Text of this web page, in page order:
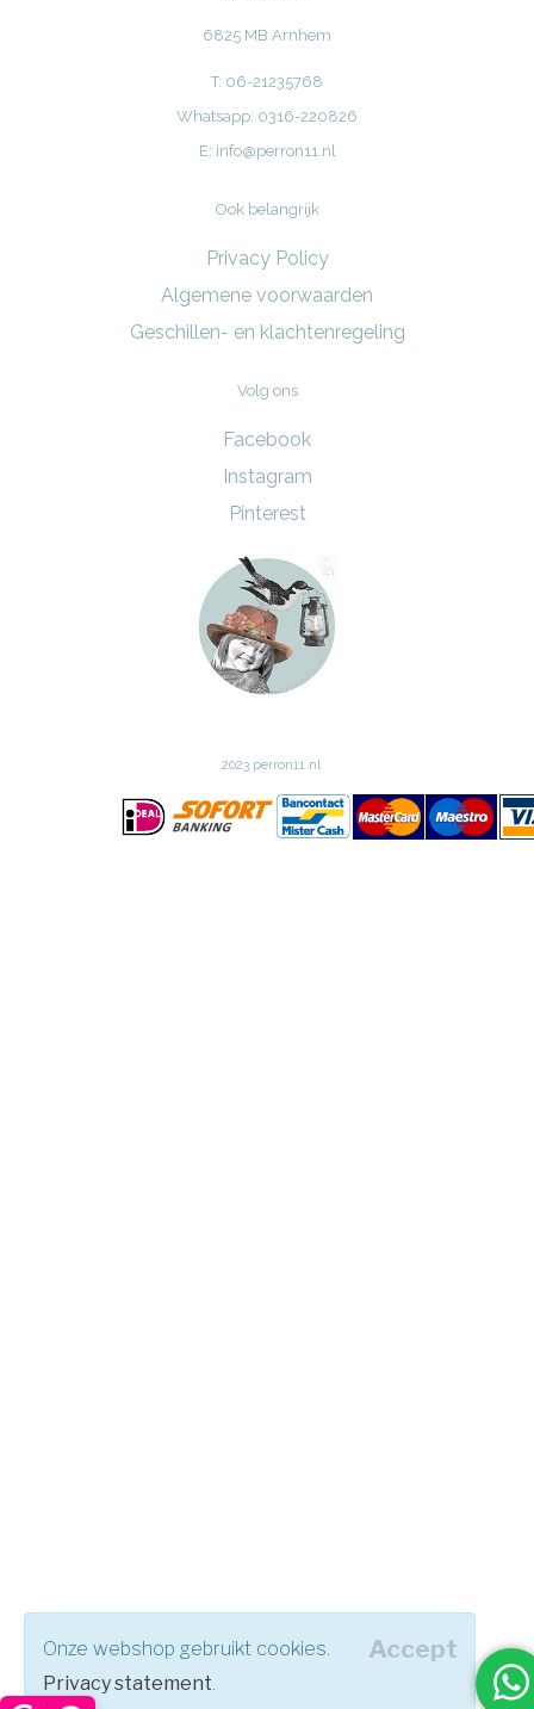
Accept
Onze webshop gebruikt cookies.
Privacy statement.
6825 MB Arnhem
T: 06-21235768
Whatsapp: 0316-220826
E: info@perron11.nl
Ook belangrijk
Privacy Policy
Algemene voorwaarden
Geschillen- en klachtenregeling
Volg ons
Facebook
Instagram
Pinterest
2023 perron11.nl